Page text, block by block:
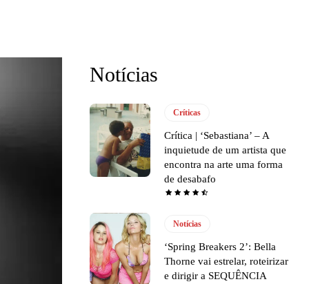
Notícias
Críticas
Crítica | ‘Sebastiana’ – A
inquietude de um artista que
encontra na arte uma forma
de desabafo
Notícias
‘Spring Breakers 2’: Bella
Thorne vai estrelar, roteirizar
e dirigir a SEQUÊNCIA